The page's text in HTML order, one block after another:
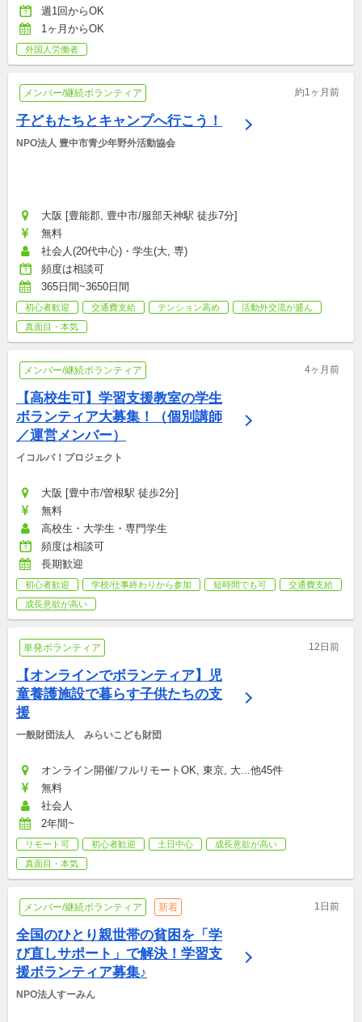
週1回からOK
1ヶ月からOK
外国人労働者
メンバー/継続ボランティア 約1ヶ月前
子どもたちとキャンプへ行こう！
NPO法人 豊中市青少年野外活動協会
大阪 [豊能郡, 豊中市/服部天神駅 徒歩7分]
無料
社会人(20代中心)・学生(大, 専)
頻度は相談可
365日間~3650日間
初心者歓迎 交通費支給 テンション高め
活動外交流が盛ん
真面目・本気
メンバー/継続ボランティア 4ヶ月前
【高校生可】学習支援教室の学生
ボランティア大募集！（個別講師
／運営メンバー）
イコルバ！プロジェクト
大阪 [豊中市/曽根駅 徒歩2分]
無料
高校生・大学生・専門学生
頻度は相談可
長期歓迎
初心者歓迎 学校/仕事終わりから参加 短時間でも可
交通費支給
成長意欲が高い
単発ボランティア 12日前
【オンラインでボランティア】児
童養護施設で暮らす子供たちの支
援
一般財団法人　みらいこども財団
オンライン開催/フルリモートOK, 東京, 大...他45件
無料
社会人
2年間~
リモート可 初心者歓迎 土日中心
成長意欲が高い
真面目・本気
メンバー/継続ボランティア 新着 1日前
全国のひとり親世帯の貧困を「学
び直しサポート」で解決！学習支
援ボランティア募集♪
NPO法人すーみん